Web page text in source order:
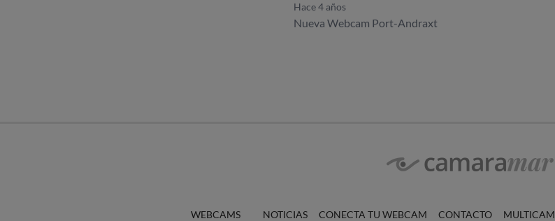
Hace 4 años
Nueva Webcam Port-Andraxt
WEBCAMS NOTICIAS CONECTA TU WEBCAM CONTACTO MULTICAM